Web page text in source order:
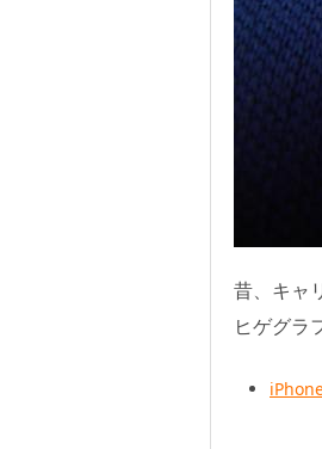
昔、キャ
ヒゲグラ